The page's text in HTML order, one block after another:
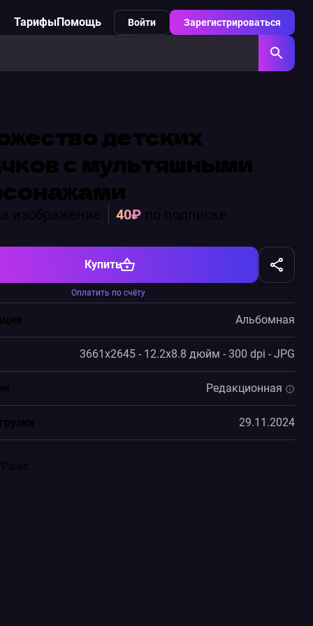
ТарифыПомощь Войти Зарегистрироваться
детских
с мультяшными
изображение 40₽ по подписке
Купить
Оплатить по счёту
Альбомная
3661x2645 - 12.2x8.8 дюйм - 300 dpi - JPG
Редакционная
29.11.2024